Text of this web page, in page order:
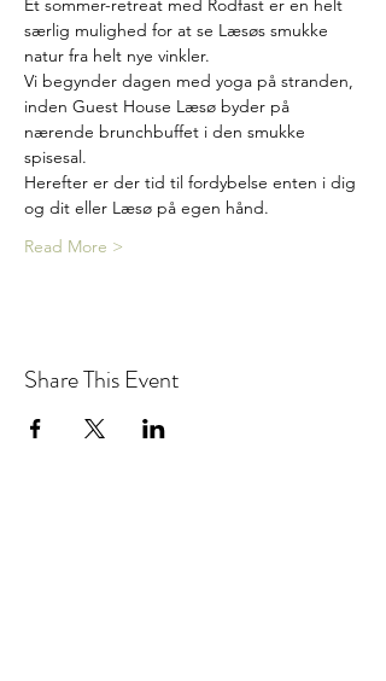
særlig mulighed for at se Læsøs smukke
natur fra helt nye vinkler.
Vi begynder dagen med yoga på stranden,
inden Guest House Læsø byder på
nærende brunchbuffet i den smukke
spisesal.
Herefter er der tid til fordybelse enten i dig
og dit eller Læsø på egen hånd.
Read More >
Share This Event